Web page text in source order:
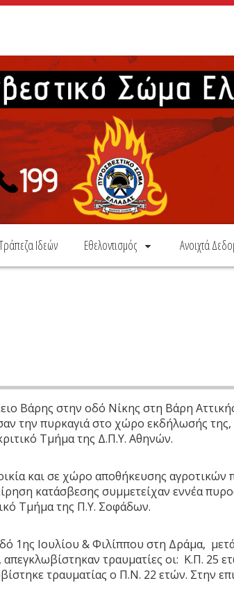
Ιδεών Εθελοντισμός Ανοιχτά
Βάρης στην οδό Νίκης στη Βάρη
την πυρκαγιά στο χώρο εκδήλωσής της,
Τμήμα της Δ.Π.Υ. Αθηνών.
και σε χώρο αποθήκευσης
κατάσβεσης συμμετείχαν εννέα
Τμήμα της Π.Υ. Σοφάδων.
1ης Ιουλίου & Φιλίππου στη Δράμα,
τραυματίες οι: Κ.Π. 25
τραυματίας ο Π.Ν. 22 ετών. Στην